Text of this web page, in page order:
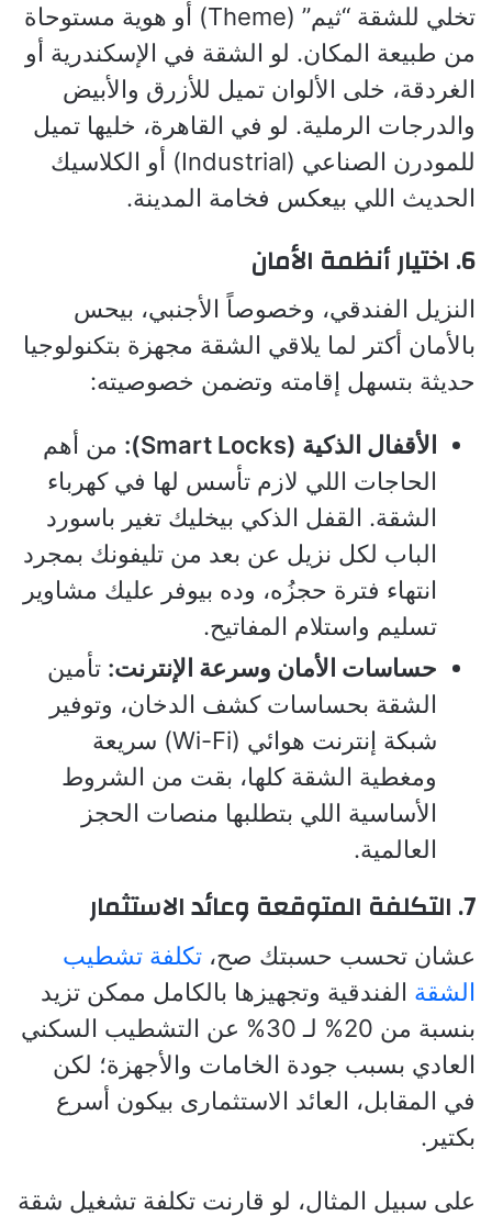
تخلي للشقة “ثيم” (Theme) أو هوية مستوحاة
من طبيعة المكان. لو الشقة في الإسكندرية أو
الغردقة، خلى الألوان تميل للأزرق والأبيض
والدرجات الرملية. لو في القاهرة، خليها تميل
للمودرن الصناعي (Industrial) أو الكلاسيك
الحديث اللي بيعكس فخامة المدينة.
6. اختيار أنظمة الأمان
النزيل الفندقي، وخصوصاً الأجنبي، بيحس
بالأمان أكتر لما يلاقي الشقة مجهزة بتكنولوجيا
حديثة بتسهل إقامته وتضمن خصوصيته:
الأقفال الذكية (Smart Locks):
من أهم
الحاجات اللي لازم تأسس لها في كهرباء
الشقة. القفل الذكي بيخليك تغير باسورد
الباب لكل نزيل عن بعد من تليفونك بمجرد
انتهاء فترة حجزُه، وده بيوفر عليك مشاوير
تسليم واستلام المفاتيح.
حساسات الأمان وسرعة الإنترنت: تأمين
الشقة بحساسات كشف الدخان، وتوفير
شبكة إنترنت هوائي (Wi-Fi) سريعة
ومغطية الشقة كلها، بقت من الشروط
الأساسية اللي بتطلبها منصات الحجز
العالمية.
7. التكلفة المتوقعة وعائد الاستثمار
عشان تحسب حسبتك صح، تكلفة تشطيب
الشقة الفندقية وتجهيزها بالكامل ممكن تزيد
بنسبة من 20% لـ 30% عن التشطيب السكني
العادي بسبب جودة الخامات والأجهزة؛ لكن
في المقابل، العائد الاستثمارى بيكون أسرع
بكتير.
على سبيل المثال، لو قارنت تكلفة تشغيل شقة